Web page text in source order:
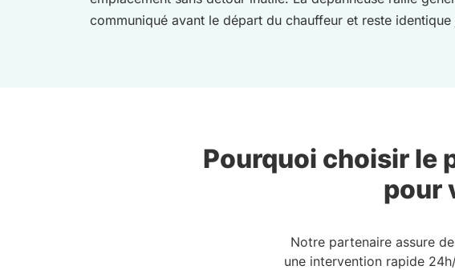
communiqué avant le départ du chauffeur et reste
Pourquoi choisir le
pour
Notre partenaire assure
une intervention rapide